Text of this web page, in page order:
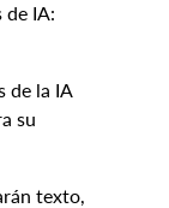
de IA:
de la IA
su
texto,